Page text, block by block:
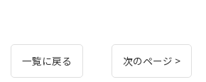
一覧に戻る 次のページ >